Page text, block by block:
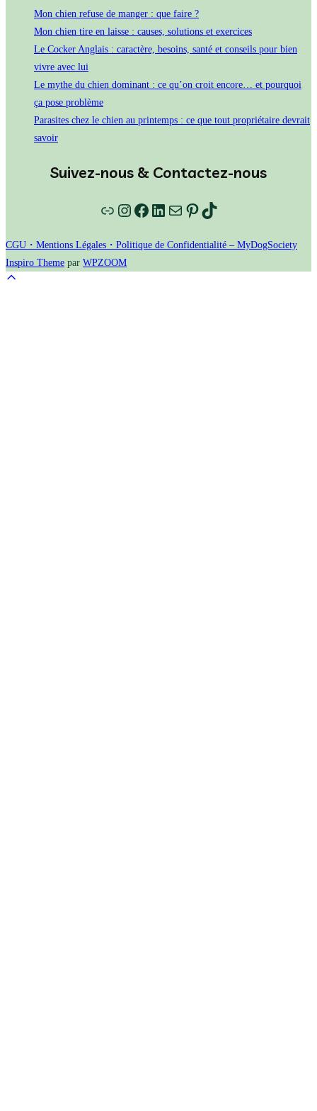
Mon chien refuse de manger : que faire ?
Mon chien tire en laisse : causes, solutions et exercices
Le Cocker Anglais : caractère, besoins, santé et conseils pour bien
vivre avec lui
Le mythe du chien dominant : ce qu’on croit encore… et pourquoi
ça pose problème
Parasites chez le chien au printemps : ce que tout propriétaire devrait
savoir
Suivez-nous & Contactez-nous
LienInstagram
Facebook
LinkedIn
E-mailPinterest
TikTok
CGU・Mentions Légales・Politique de Confidentialité – MyDogSociety
Inspiro Theme par WPZOOM